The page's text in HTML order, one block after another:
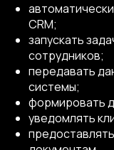
CRM;
запускать
сотрудников;
передавать
системы;
формировать
уведомлять